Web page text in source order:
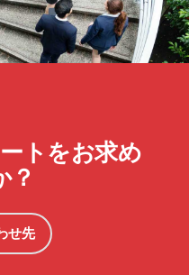
トをお求め
？
せ先